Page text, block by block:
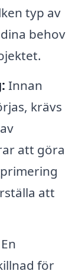
typ av
behov
Innan
krävs
att göra
att
En
för